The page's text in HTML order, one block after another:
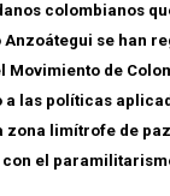
colombianos
Anzoátegui se han
Movimiento de
a las políticas
zona limítrofe de
el